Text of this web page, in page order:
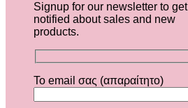
Signup for our newsletter to get
notified about sales and new
products.
Το email σας (απαραίτητο)